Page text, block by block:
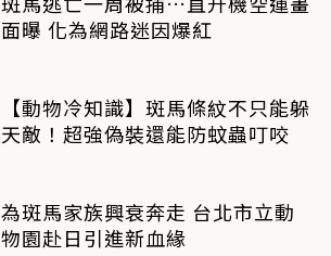
面曝 化為網路迷因爆紅
【動物冷知識】斑馬條紋不只能躲
天敵！超強偽裝還能防蚊蟲叮咬
為斑馬家族興衰奔走 台北市立動
物園赴日引進新血緣